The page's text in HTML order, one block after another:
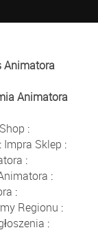
Animatora
Animatora
:
: Impra Sklep :
:
:
:
Regionu :
: